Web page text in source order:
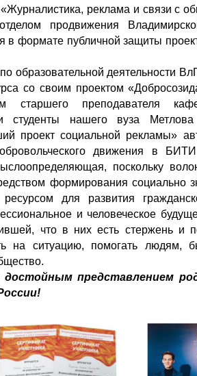
реклама и связи с
продвижения
в формате публичной защиты
образовательной деятельности
со своим проектом
старшего преподавателя
студенты нашего вуза
проект социальной рекламы»
движения в
поскольку
формирования социально
для развития
и человеческое
что в них есть стержень и
на ситуацию, помогать людям,
представлением